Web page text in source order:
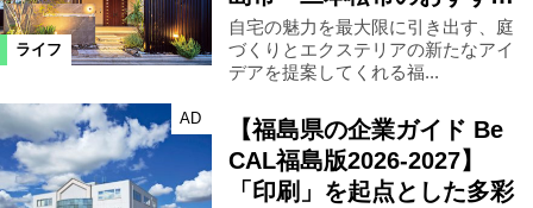
ライフ
自宅の魅力を最大限に引き出す、庭
づくりとエクステリアの新たなアイ
デアを提案してくれる福...
AD
【福島県の企業ガイド Be
CAL福島版2026-2027】
「印刷」を起点とした多彩